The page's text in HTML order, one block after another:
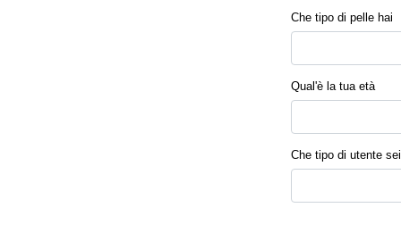
Che tipo di pelle hai
Qual'è la tua età
Che tipo di utente sei